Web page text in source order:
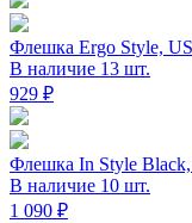
Флешка Ergo Style,
В наличие 13 шт.
929 ₽
Флешка In Style
В наличие 10 шт.
1 090 ₽